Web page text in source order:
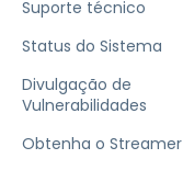
Suporte técnico
Status do Sistema
Divulgação de
Vulnerabilidades
Obtenha o Streamer